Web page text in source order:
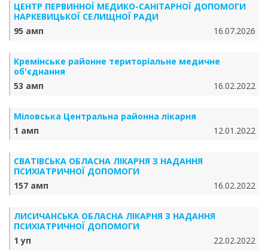
ЦЕНТР ПЕРВИННОЇ МЕДИКО-САНІТАРНОЇ ДОПОМОГИ
НАРКЕВИЦЬКОЇ СЕЛИЩНОЇ РАДИ
95 амп
16.07.2026
Кремінське районне територіальне медичне
об'єднання
53 амп
16.02.2022
Міловська Центральна районна лікарня
1 амп
12.01.2022
СВАТІВСЬКА ОБЛАСНА ЛІКАРНЯ З НАДАННЯ
ПСИХІАТРИЧНОЇ ДОПОМОГИ
157 амп
16.02.2022
ЛИСИЧАНСЬКА ОБЛАСНА ЛІКАРНЯ З НАДАННЯ
ПСИХІАТРИЧНОЇ ДОПОМОГИ
1 уп
22.02.2022